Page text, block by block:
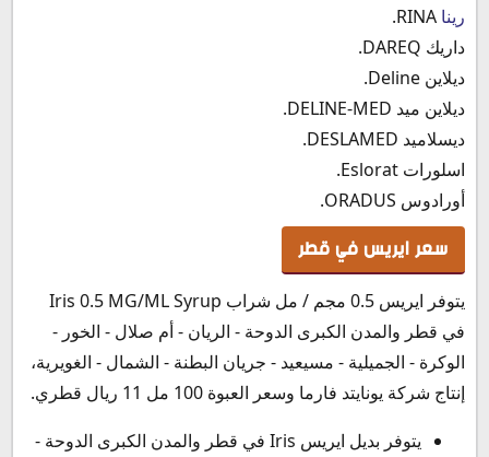
رينا
داريك DAREQ.
ديلاين Deline.
ديلاين ميد DELINE-MED.
ديسلاميد DESLAMED.
اسلورات Eslorat.
أورادوس ORADUS.
سعر ايريس في قطر
يتوفر ايريس 0.5 مجم / مل شراب Iris 0.5 MG/ML Syrup
في قطر والمدن الكبرى الدوحة - الريان - أم صلال - الخور -
الوكرة - الجميلية - مسيعيد - جريان البطنة - الشمال - الغويرية،
إنتاج شركة يونايتد فارما وسعر العبوة 100 مل 11 ريال قطري.
يتوفر بديل ايريس Iris في قطر والمدن الكبرى الدوحة -